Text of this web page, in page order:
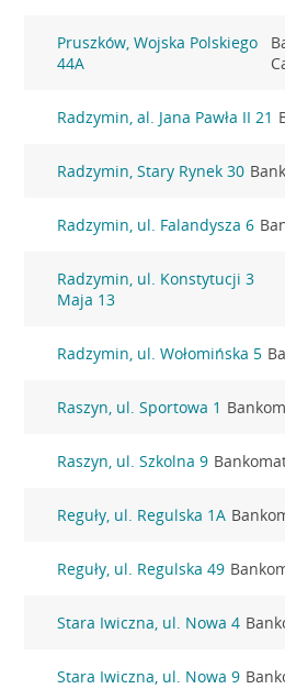
Pruszków, Wojska Polskiego
44A
Radzymin, al. Jana Pawła II 21
Radzymin, Stary Rynek 30
Radzymin, ul. Falandysza 6
Radzymin, ul. Konstytucji 3
Maja 13
Radzymin, ul. Wołomińska 5
Raszyn, ul. Sportowa 1
Raszyn, ul. Szkolna 9
Reguły, ul. Regulska 1A
Reguły, ul. Regulska 49
Stara Iwiczna, ul. Nowa 4
Stara Iwiczna, ul. Nowa 9